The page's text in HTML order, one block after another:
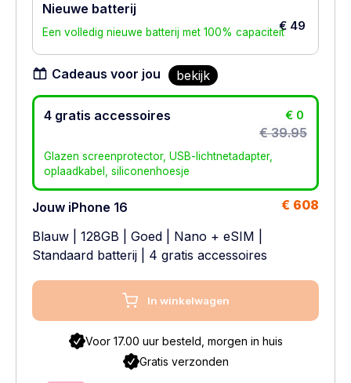
Nieuwe batterij
€ 49
Een volledig nieuwe batterij met 100% capaciteit
Cadeaus voor jou bekijk
4 gratis accessoires € 0
€ 39.95
Glazen screenprotector, USB-lichtnetadapter,
oplaadkabel, siliconenhoesje
Jouw iPhone 16
€ 608
Blauw
128GB Goed Nano + eSIM
Standaard batterij | 4 gratis accessoires
In winkelwagen
Voor 17.00 uur besteld, morgen in huis
Gratis verzonden